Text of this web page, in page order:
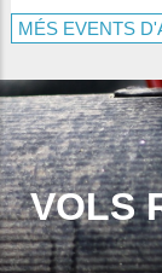
MÉS EVENTS
VOLS